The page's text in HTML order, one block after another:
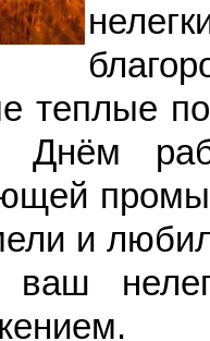
теплые
Днём
и